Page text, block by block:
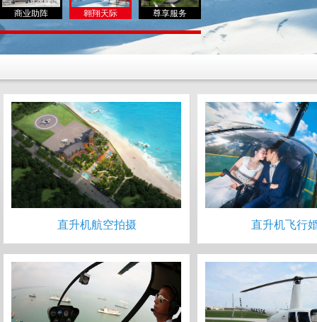
商业助阵 翱翔天际 尊享服务
直升机航空拍摄 直升机飞行